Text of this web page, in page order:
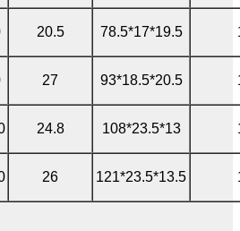
20.5 78.5*17*19.5
27 93*18.5*20.5
24.8 108*23.5*13
26 121*23.5*13.5